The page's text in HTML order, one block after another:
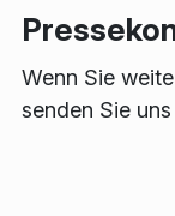
Wenn Sie
senden Sie